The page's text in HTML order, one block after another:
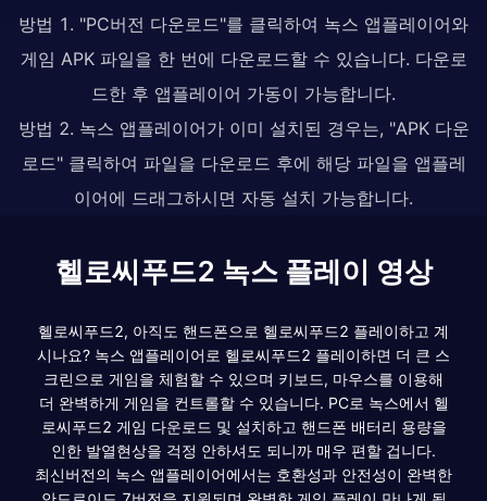
방법 1. "PC버전 다운로드"를 클릭하여 녹스 앱플레이어와
게임 APK 파일을 한 번에 다운로드할 수 있습니다. 다운로
드한 후 앱플레이어 가동이 가능합니다.
방법 2. 녹스 앱플레이어가 이미 설치된 경우는, "APK 다운
로드" 클릭하여 파일을 다운로드 후에 해당 파일을 앱플레
이어에 드래그하시면 자동 설치 가능합니다.
헬로씨푸드2 녹스 플레이 영상
헬로씨푸드2, 아직도 핸드폰으로 헬로씨푸드2 플레이하고 계
시나요? 녹스 앱플레이어로 헬로씨푸드2 플레이하면 더 큰 스
크린으로 게임을 체험할 수 있으며 키보드, 마우스를 이용해
더 완벽하게 게임을 컨트롤할 수 있습니다. PC로 녹스에서 헬
로씨푸드2 게임 다운로드 및 설치하고 핸드폰 배터리 용량을
인한 발열현상을 걱정 안하셔도 되니까 매우 편할 겁니다.
최신버전의 녹스 앱플레이어에서는 호환성과 안전성이 완벽한